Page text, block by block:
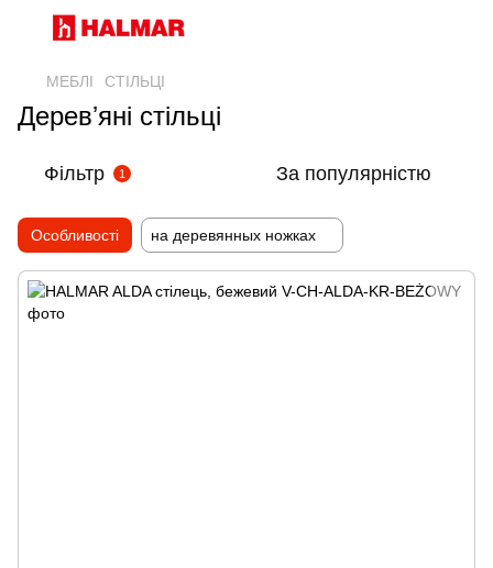
МЕБЛІ СТІЛЬЦІ
Деревʼяні стільці
Фільтр 1 За популярністю
Особливості на деревянных ножках